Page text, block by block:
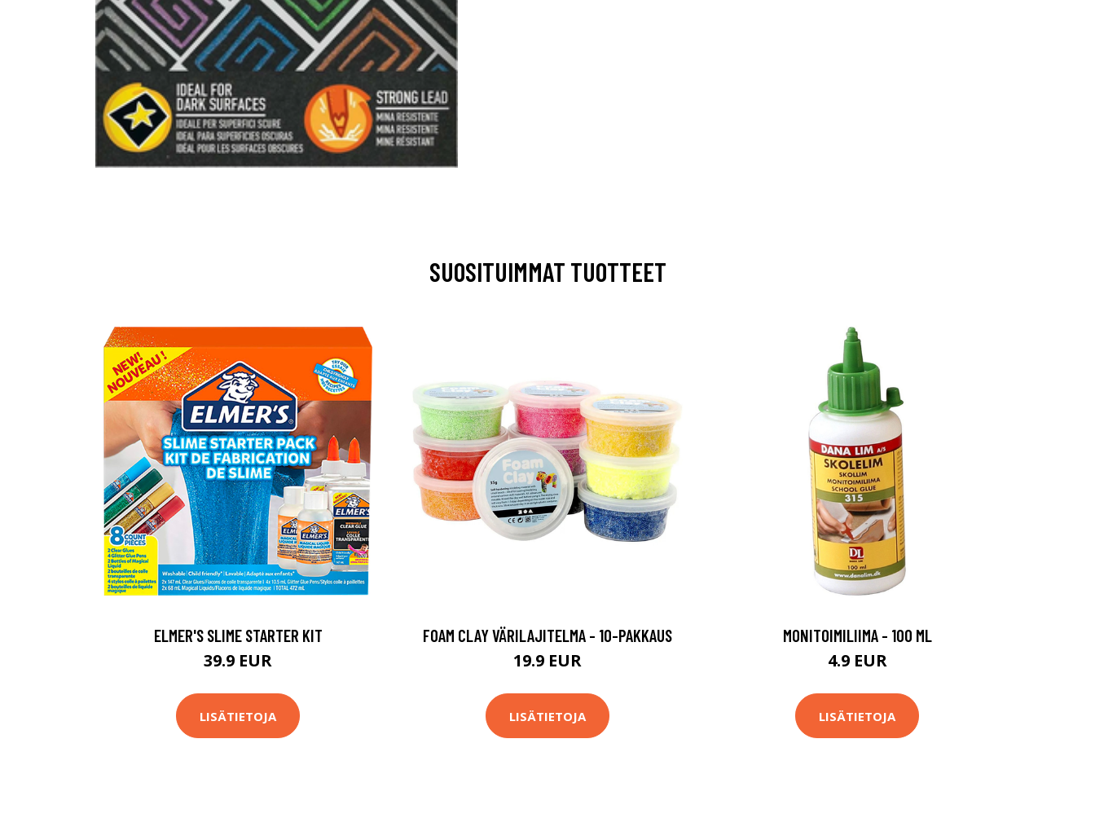
SUOSITUIMMAT TUOTTEET
ELMER'S SLIME STARTER KIT
39.9 EUR
LISÄTIETOJA
FOAM CLAY VÄRILAJITELMA - 10-PAKKAUS
19.9 EUR
LISÄTIETOJA
MONITOIMILIIMA - 100 ML
4.9 EUR
LISÄTIETOJA